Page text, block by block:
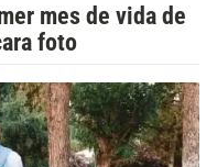
mes de vida de
foto